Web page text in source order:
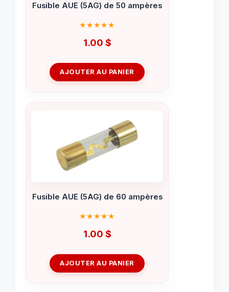
Fusible AUE (5AG) de 50 ampères
1.00 $
AJOUTER AU PANIER
Fusible AUE (5AG) de 60 ampères
1.00 $
AJOUTER AU PANIER